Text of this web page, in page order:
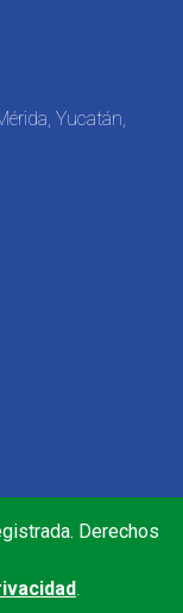
Yucatán,
Derechos
.